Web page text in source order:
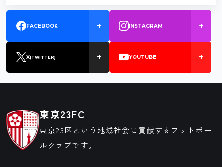
FACEBOOK INSTAGRAM
X(TWITTER) YOUTUBE
東京23FC
東京23区という地域社会に貢献するフットボー
ルクラブです。